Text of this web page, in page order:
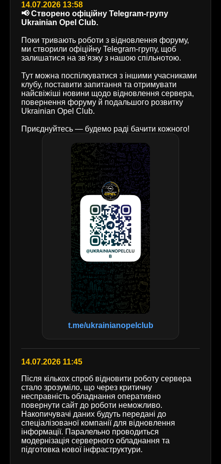
14.07.2026 13:58
📢 Створено офіційну Telegram-групу
Ukrainian Opel Club.
Поки тривають роботи з відновлення форуму,
ми створили офіційну Telegram-групу, щоб
залишатися на зв'язку з нашою спільнотою.
Тут можна поспілкуватися з іншими учасниками
клубу, поставити запитання та отримувати
найсвіжіші новини щодо відновлення сервера,
повернення форуму й подальшого розвитку
Ukrainian Opel Club.
Приєднуйтесь — будемо раді бачити кожного!
t.me/ukrainianopelclub
14.07.2026 11:45
Після кількох спроб відновити роботу сервера
стало зрозуміло, що через критичну
несправність обладнання оперативно
повернути сайт до роботи неможливо.
Накопичувачі даних будуть передані до
спеціалізованої компанії для відновлення
інформації. Паралельно проводиться
модернізація серверного обладнання та
підготовка нової інфраструктури.